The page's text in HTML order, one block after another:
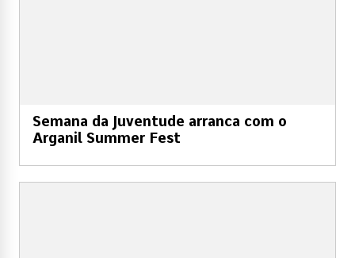
Semana da Juventude arranca com o
Arganil Summer Fest